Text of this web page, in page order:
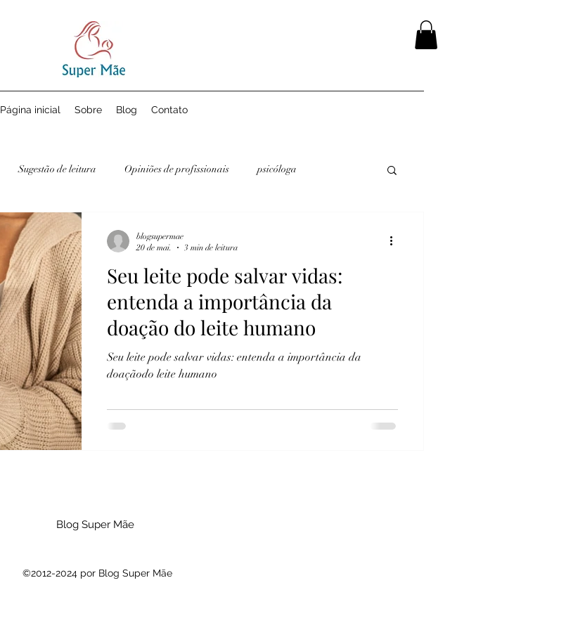
Página inicial Sobre Blog Contato
Sugestão de leitura Opiniões de profissionais psicóloga
Seu leite pode salvar vidas:
entenda a importância da
doação do leite humano
Seu leite pode salvar vidas: entenda a importância da
doaçãodo leite humano
blogsupermae
20 de mai.
3 min de leitura
Blog Super Mãe
©2012-2024 por Blog Super Mãe